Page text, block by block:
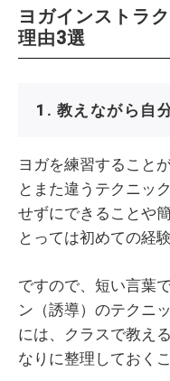
ヨガインストラ
理由3選
1. 教えながら自
ヨガを練習すること
とまた違うテクニッ
せずにできることや
とっては初めての経
ですので、短い言葉
ン（誘導）のテクニ
には、クラスで教え
なりに整理しておく